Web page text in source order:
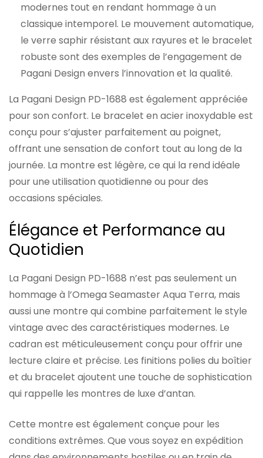
modernes tout en rendant hommage à un
classique intemporel. Le mouvement automatique,
le verre saphir résistant aux rayures et le bracelet
robuste sont des exemples de l’engagement de
Pagani Design envers l’innovation et la qualité.
La Pagani Design PD-1688 est également appréciée
pour son confort. Le bracelet en acier inoxydable est
conçu pour s’ajuster parfaitement au poignet,
offrant une sensation de confort tout au long de la
journée. La montre est légère, ce qui la rend idéale
pour une utilisation quotidienne ou pour des
occasions spéciales.
Élégance et Performance au
Quotidien
La Pagani Design PD-1688 n’est pas seulement un
hommage à l’Omega Seamaster Aqua Terra, mais
aussi une montre qui combine parfaitement le style
vintage avec des caractéristiques modernes. Le
cadran est méticuleusement conçu pour offrir une
lecture claire et précise. Les finitions polies du boîtier
et du bracelet ajoutent une touche de sophistication
qui rappelle les montres de luxe d’antan.
Cette montre est également conçue pour les
conditions extrêmes. Que vous soyez en expédition